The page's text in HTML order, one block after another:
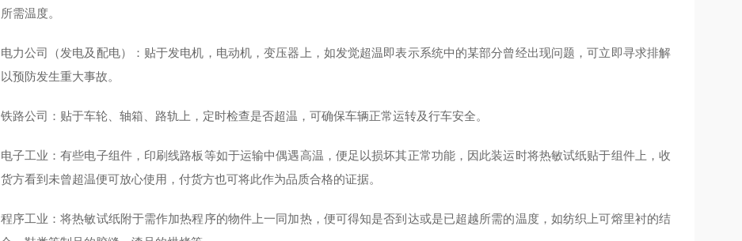
所需温度。
电力公司（发电及配电）：贴于发电机，电动机，变压器上，如发觉超温即表示系统中的某部分曾经出现问题，可立即寻求排解
以预防发生重大事故。
铁路公司：贴于车轮、轴箱、路轨上，定时检查是否超温，可确保车辆正常运转及行车安全。
电子工业：有些电子组件，印刷线路板等如于运输中偶遇高温，便足以损坏其正常功能，因此装运时将热敏试纸贴于组件上，收
货方看到未曾超温便可放心使用，付货方也可将此作为品质合格的证据。
程序工业：将热敏试纸附于需作加热程序的物件上一同加热，便可得知是否到达或是已超越所需的温度，如纺织上可熔里衬的结